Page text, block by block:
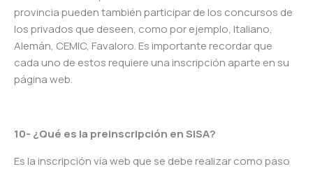
provincia pueden también participar de los concursos de
los privados que deseen, como por ejemplo, Italiano,
Alemán, CEMIC, Favaloro. Es importante recordar que
cada uno de estos requiere una inscripción aparte en su
página web.
10- ¿Qué es la preinscripción en SISA?
Es la inscripción vía web que se debe realizar como paso